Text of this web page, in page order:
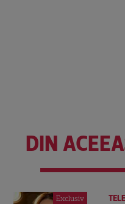
DIN
Exclusiv